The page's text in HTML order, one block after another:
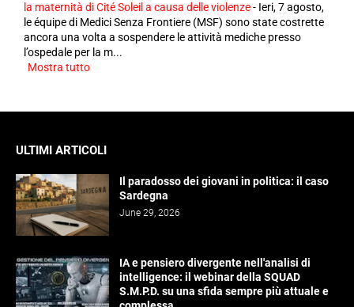
la maternità di Cité Soleil a causa delle violenze- Ieri, 7 agosto,
le équipe di Medici Senza Frontiere (MSF) sono state costrette
ancora una volta a sospendere le attività mediche presso
l’ospedale per la m...
Mostra tutto
ULTIMI ARTICOLI
Il paradosso dei giovani in politica: il caso
Sardegna
June 29, 2026
IA e pensiero divergente nell'analisi di
intelligence: il webinar della SQUAD
S.M.P.D. su una sfida sempre più attuale e